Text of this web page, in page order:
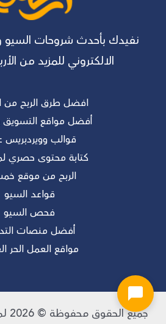
نفيدك بأحدث شروحات السيو
الالكتروني للمزيد من
افضل طرق الربح من
أفضل مواقع التسويق
قوالب وويردبريس
كتابة محتوى حصري
الربح من موقع
قواعد السيو
فحص السيو
أفضل منصات
مواقع العمل الحر
جميع الحقوق محفوظة © 2026 لـمدونة أرباحي |